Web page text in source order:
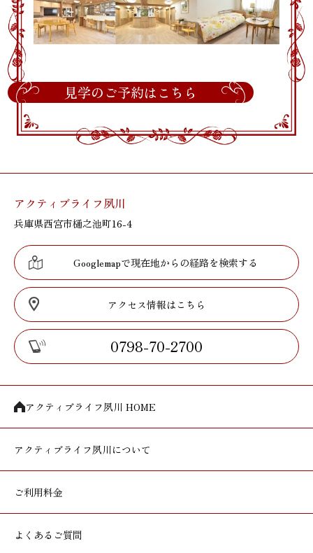
見学のご予約はこちら
アクティブライフ夙川
兵庫県西宮市樋之池町16-4
Googlemapで現在地からの経路を検索する
アクセス情報はこちら
0798-70-2700
アクティブライフ夙川 HOME
アクティブライフ夙川について
ご利用料金
よくあるご質問